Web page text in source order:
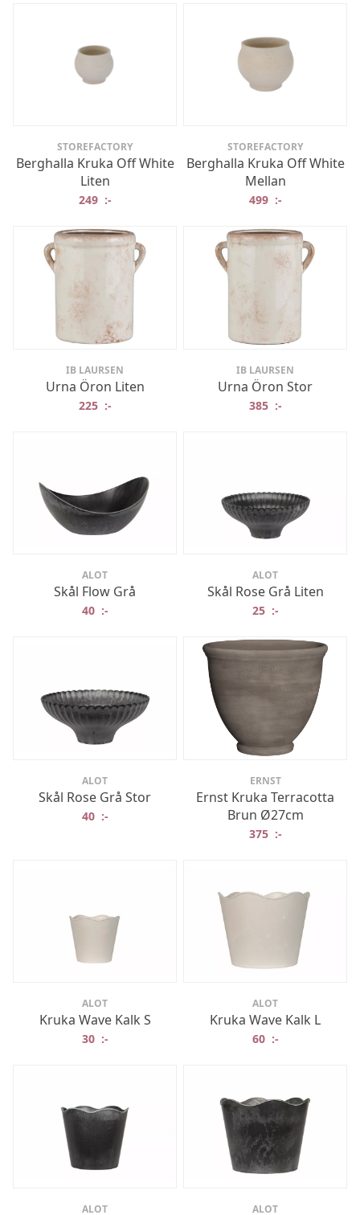
STOREFACTORY
Berghalla Kruka Off White
Liten
249 :-
STOREFACTORY
Berghalla Kruka Off White
Mellan
499 :-
IB LAURSEN
Urna Öron Liten
225 :-
IB LAURSEN
Urna Öron Stor
385 :-
ALOT
Skål Flow Grå
40 :-
ALOT
Skål Rose Grå Liten
25 :-
ALOT
Skål Rose Grå Stor
40 :-
ERNST
Ernst Kruka Terracotta
Brun Ø27cm
375 :-
ALOT
Kruka Wave Kalk S
30 :-
ALOT
Kruka Wave Kalk L
60 :-
ALOT ALOT